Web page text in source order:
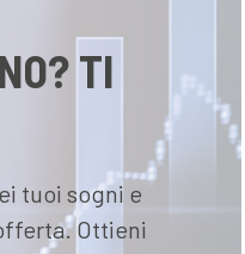
TI
tuoi sogni e
Ottieni